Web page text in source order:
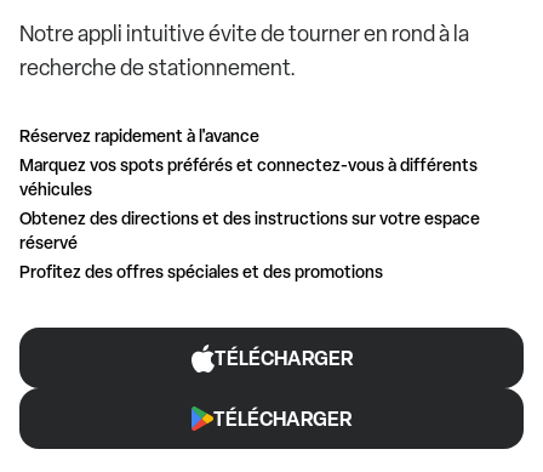
Notre appli intuitive évite de tourner en rond à la
recherche de stationnement.
Réservez rapidement à l'avance
Marquez vos spots préférés et connectez-vous à différents
véhicules
Obtenez des directions et des instructions sur votre espace
réservé
Profitez des offres spéciales et des promotions
TÉLÉCHARGER
TÉLÉCHARGER